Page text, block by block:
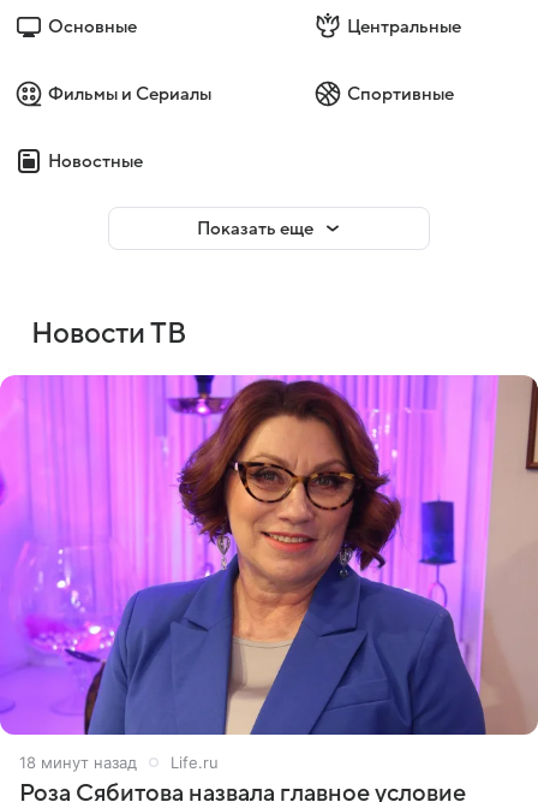
Основные Центральные
Фильмы и Сериалы Спортивные
Новостные
Показать еще
Новости ТВ
19 минут назад Life.ru
Роза Сябитова назвала главное условие